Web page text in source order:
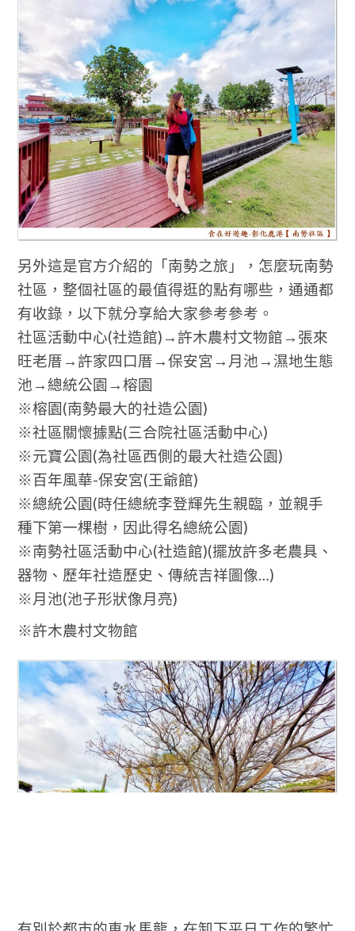
另外這是官方介紹的「南勢之旅」，怎麼玩南勢
社區，整個社區的最值得逛的點有哪些，通通都
有收錄，以下就分享給大家參考參考。
社區活動中心(社造館)→許木農村文物館→張來
旺老厝→許家四口厝→保安宮→月池→濕地生態
池→總統公園→榕園
※榕園(南勢最大的社造公園)
※社區關懷據點(三合院社區活動中心)
※元寶公園(為社區西側的最大社造公園)
※百年風華-保安宮(王爺館)
※總統公園(時任總統李登輝先生親臨，並親手
種下第一棵樹，因此得名總統公園)
※南勢社區活動中心(社造館)(擺放許多老農具、
器物、歷年社造歷史、傳統吉祥圖像…)
※月池(池子形狀像月亮)
※許木農村文物館